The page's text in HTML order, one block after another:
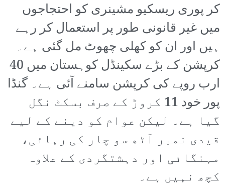
کر پوری ریسکیو مشینری کو احتجاجوں
میں غیر قانونی طور پر استعمال کر رہے
ہیں اور ان کو کھلی چھوٹ مل گئی ہے۔
کرپشن کے بڑے سکینڈل کوہستان میں 40
ارب روپے کی کرپشن سامنے آئی ہے۔ گنڈا
پور خود 11 کروڑ کے صرف بسکٹ نگل
گیا ہے۔ لیکن عوام کو دینے کے لیے
قیدی نمبر آٹھ سو چار کی رہائی،
مہنگائی اور دہشتگردی کے علاوہ
کچھ نہیں ہے۔